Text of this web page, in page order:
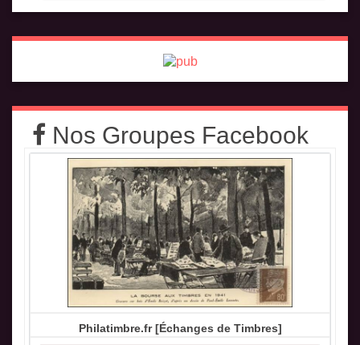
Nos Groupes Facebook
Philatimbre.fr [Échanges de Timbres]